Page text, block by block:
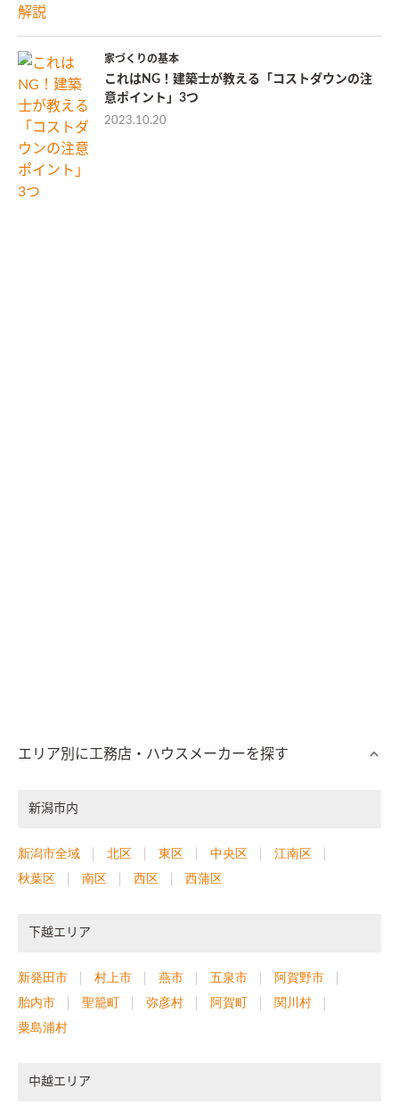
家づくりの基本
これはNG！建築士が教える「コストダウンの注
意ポイント」3つ
2023.10.20
エリア別に工務店・ハウスメーカーを探す
新潟市内
新潟市全域 北区 東区 中央区
江南区
秋葉区
南区 西区 西蒲区
下越エリア
新発田市 村上市 燕市 五泉市
阿賀野市
胎内市
聖籠町 弥彦村 阿賀町
関川村
粟島浦村
中越エリア